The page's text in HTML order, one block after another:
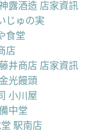
露酒造 店家資訊
じゅの実
食堂
店
藤井商店 店家資訊
光饅頭
小川屋
中堂
駅南店